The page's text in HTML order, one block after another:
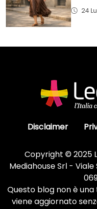
24
Disclaimer
Copyright © 2025
Mediahouse Srl - Viale
Questo blog non è
viene aggiornato